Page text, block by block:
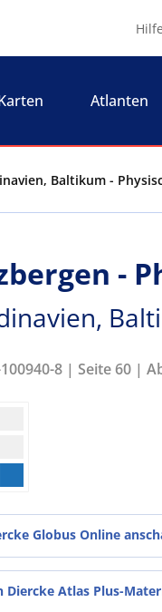
Hilfe
Atlanten
Baltikum -
-
8 | Seite 60 |
Globus Online
Diercke Atlas Plus-